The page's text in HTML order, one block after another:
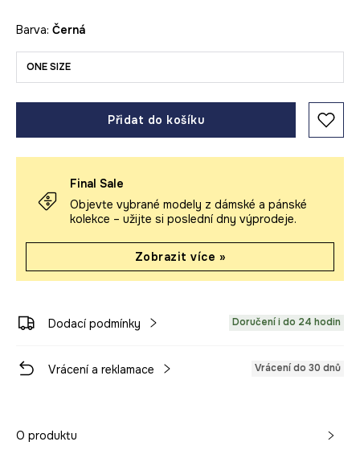
Barva: černá
ONE SIZE
Přidat do košíku
Final Sale
Objevte vybrané modely z dámské a pánské
kolekce – užijte si poslední dny výprodeje.
Zobrazit více »
Dodací podmínky Doručení i do 24 hodin
Vrácení a reklamace Vrácení do 30 dnů
O produktu